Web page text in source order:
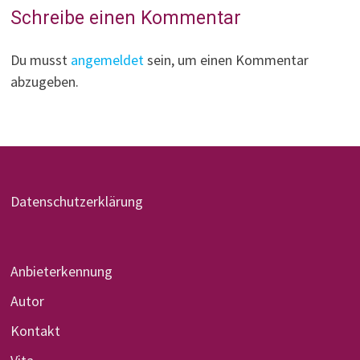
Schreibe einen Kommentar
Du musst angemeldetsein, um einen Kommentar
abzugeben.
Datenschutzerklärung
Anbieterkennung
Autor
Kontakt